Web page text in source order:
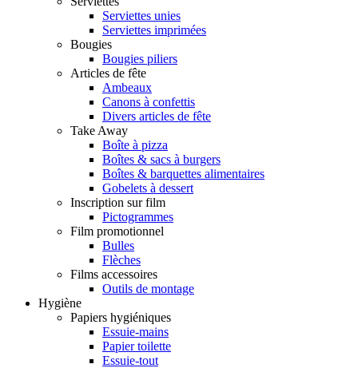
Serviettes unies
Serviettes imprimées
Bougies
Bougies piliers
Articles de fête
Ambeaux
Canons à confettis
Divers articles de fête
Take Away
Boîte à pizza
Boîtes & sacs à burgers
Boîtes & barquettes alimentaires
Gobelets à dessert
Inscription sur film
Pictogrammes
Film promotionnel
Bulles
Flèches
Films accessoires
Outils de montage
Hygiène
Papiers hygiéniques
Essuie-mains
Papier toilette
Essuie-tout